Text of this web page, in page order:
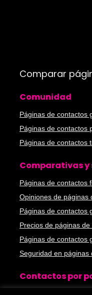
Comparar
Comunidad
Páginas de contactos
Páginas de contactos
Páginas de contactos
Comparativas
Páginas de contactos
Opiniones de páginas
Páginas de contactos
Precios de páginas
Páginas de contactos
Seguridad en páginas
Contactos por